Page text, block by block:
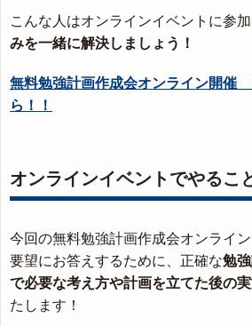
こんな人はオンラインイベントに参
みを一緒に解決しましょう！
無料勉強計画作成会オンライン開催
ら！！
オンラインイベントでやるこ
今回の無料勉強計画作成会オンライ
要望にお答えするために、正確な勉
で必要な考え方や計画を立てた後の
たします！